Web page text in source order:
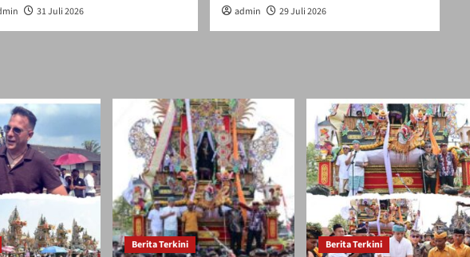
31 Juli 2026 admin 29 Juli 2026
Berita Terkini
Berita Terkini